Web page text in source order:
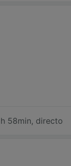
58min, directo